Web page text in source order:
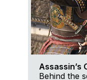
Assassin’s
Behind the